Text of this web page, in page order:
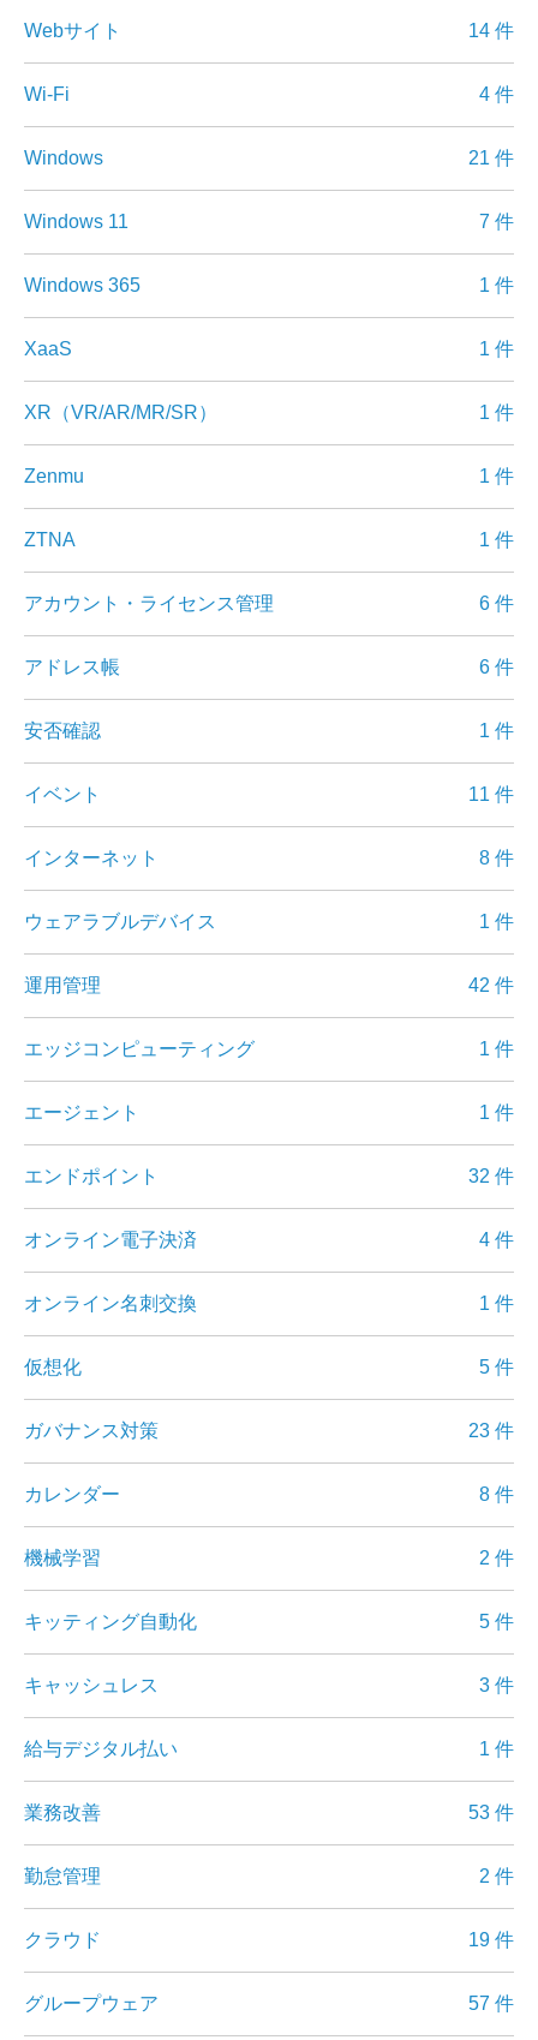
Webサイト 14 件
Wi-Fi 4 件
Windows 21 件
Windows 11 7 件
Windows 365 1 件
XaaS 1 件
XR（VR/AR/MR/SR） 1 件
Zenmu 1 件
ZTNA 1 件
アカウント・ライセンス管理 6 件
アドレス帳 6 件
安否確認 1 件
イベント 11 件
インターネット 8 件
ウェアラブルデバイス 1 件
運用管理 42 件
エッジコンピューティング 1 件
エージェント 1 件
エンドポイント 32 件
オンライン電子決済 4 件
オンライン名刺交換 1 件
仮想化 5 件
ガバナンス対策 23 件
カレンダー 8 件
機械学習 2 件
キッティング自動化 5 件
キャッシュレス 3 件
給与デジタル払い 1 件
業務改善 53 件
勤怠管理 2 件
クラウド 19 件
グループウェア 57 件